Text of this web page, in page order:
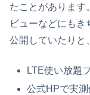
たことがあります
ビューなどにも
公開していたりと
LTE使い放題
公式HPで実測